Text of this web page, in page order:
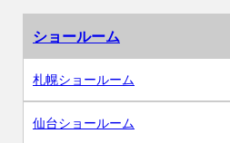
ショールーム
札幌ショールーム
仙台ショールーム